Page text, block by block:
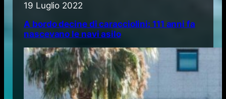
19 Luglio 2022
A bordo decine di caracciolini: 111 anni fa
nascevano le navi asilo